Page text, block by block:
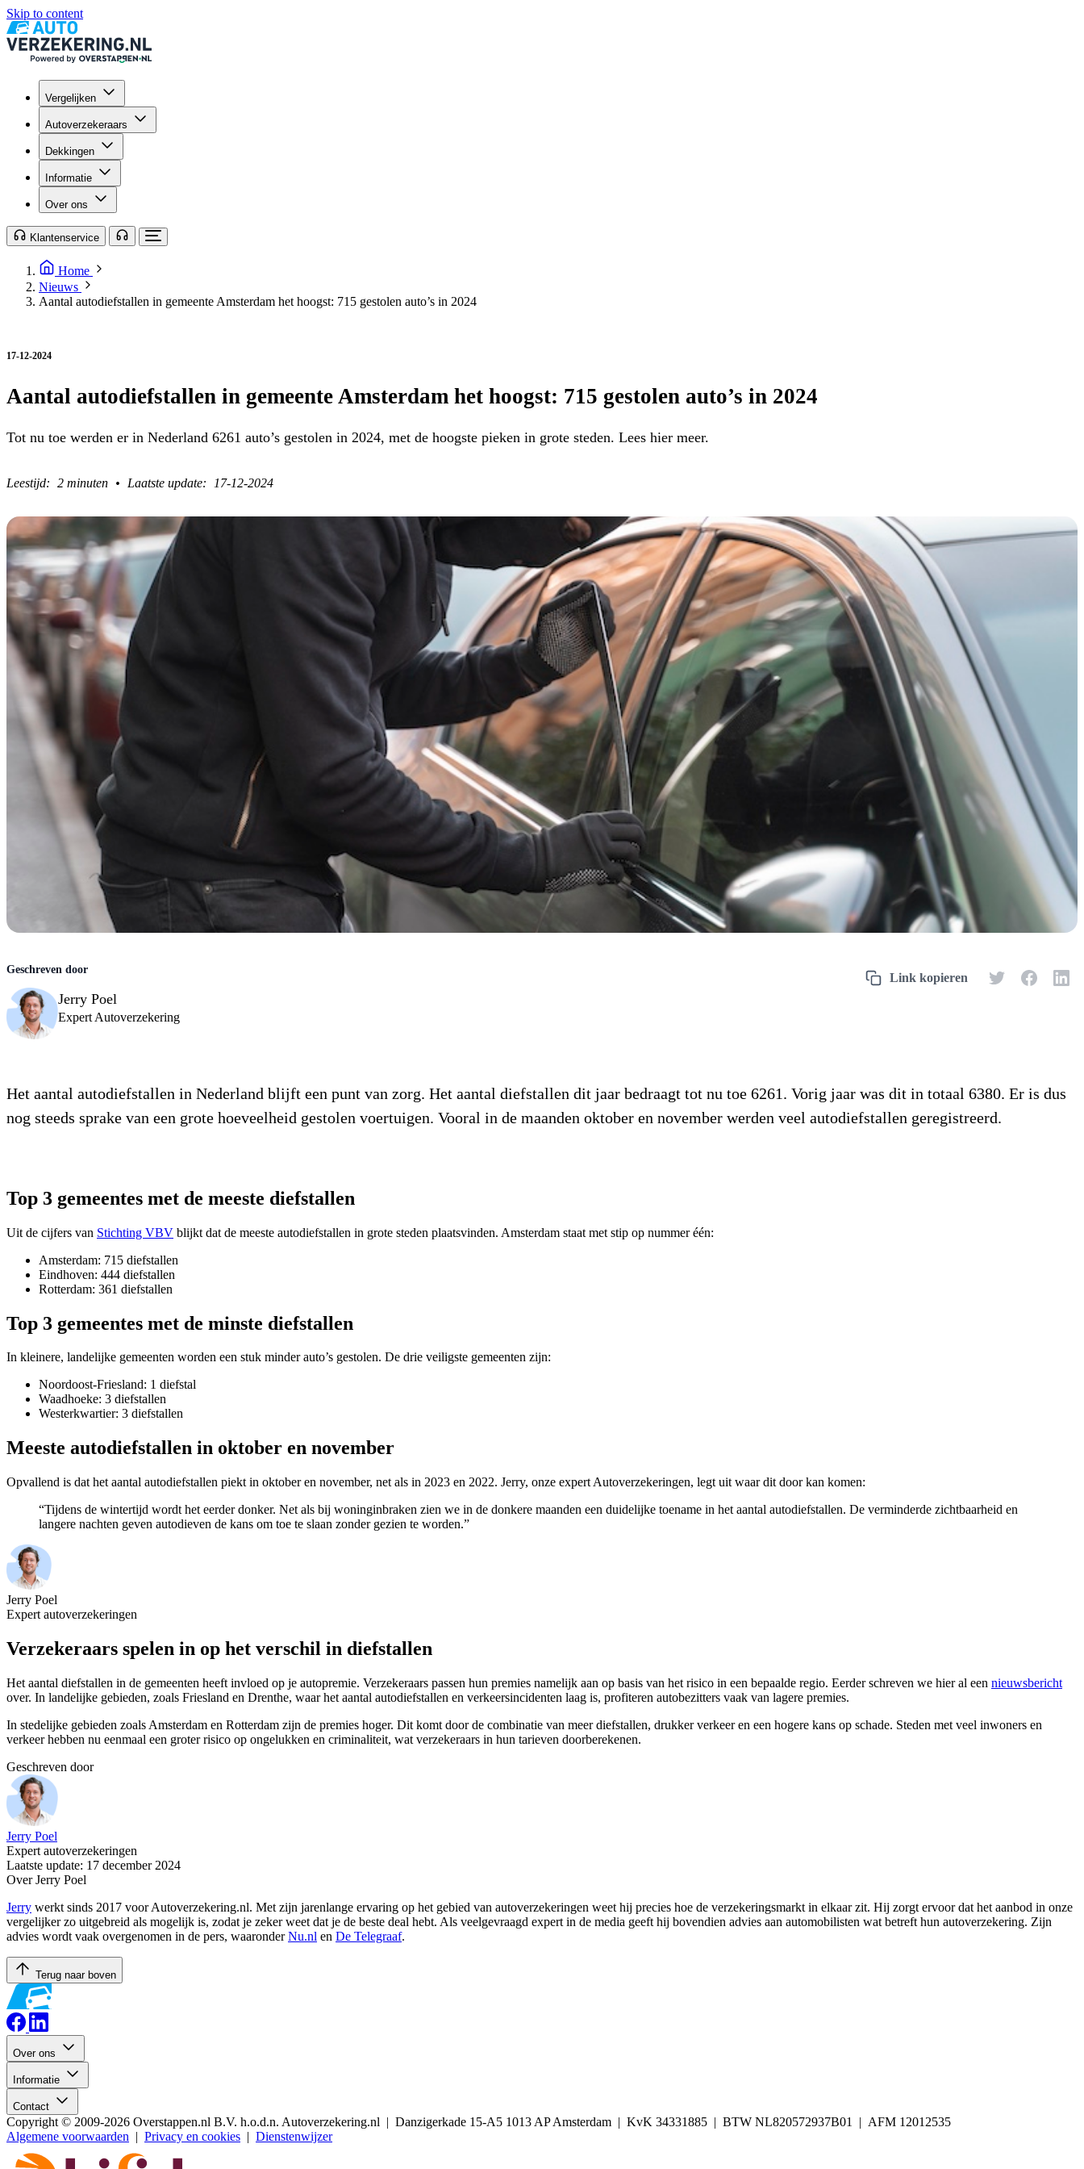
Skip to content
Vergelijken
Autoverzekeraars
Dekkingen
Informatie
Over ons
Klantenservice
Home
Nieuws
Aantal autodiefstallen in gemeente Amsterdam het hoogst: 715 gestolen auto’s in 2024
17-12-2024
Aantal autodiefstallen in gemeente Amsterdam het hoogst: 715 gestolen auto’s in 2024
Tot nu toe werden er in Nederland 6261 auto’s gestolen in 2024, met de hoogste pieken in grote steden. Lees hier meer.
2 minuten 17-12-2024
Jerry Poel
Expert Autoverzekering
Het aantal autodiefstallen in Nederland blijft een punt van zorg. Het aantal diefstallen dit jaar bedraagt tot nu toe 6261. Vorig jaar was dit in totaal 6380. Er is dus
nog steeds sprake van een grote hoeveelheid gestolen voertuigen. Vooral in de maanden oktober en november werden veel autodiefstallen geregistreerd.
Top 3 gemeentes met de meeste diefstallen
Uit de cijfers van Stichting VBV blijkt dat de meeste autodiefstallen in grote steden plaatsvinden. Amsterdam staat met stip op nummer één:
Amsterdam: 715 diefstallen
Eindhoven: 444 diefstallen
Rotterdam: 361 diefstallen
Top 3 gemeentes met de minste diefstallen
In kleinere, landelijke gemeenten worden een stuk minder auto’s gestolen. De drie veiligste gemeenten zijn:
Noordoost-Friesland: 1 diefstal
Waadhoeke: 3 diefstallen
Westerkwartier: 3 diefstallen
Meeste autodiefstallen in oktober en november
Opvallend is dat het aantal autodiefstallen piekt in oktober en november, net als in 2023 en 2022. Jerry, onze expert Autoverzekeringen, legt uit waar dit door kan komen:
“Tijdens de wintertijd wordt het eerder donker. Net als bij woninginbraken zien we in de donkere maanden een duidelijke toename in het aantal autodiefstallen. De verminderde zichtbaarheid en
langere nachten geven autodieven de kans om toe te slaan zonder gezien te worden.”
Jerry Poel
Expert autoverzekeringen
Verzekeraars spelen in op het verschil in diefstallen
Het aantal diefstallen in de gemeenten heeft invloed op je autopremie. Verzekeraars passen hun premies namelijk aan op basis van het risico in een bepaalde regio. Eerder schreven we hier al een nieuwsbericht
over. In landelijke gebieden, zoals Friesland en Drenthe, waar het aantal autodiefstallen en verkeersincidenten laag is, profiteren autobezitters vaak van lagere premies.
In stedelijke gebieden zoals Amsterdam en Rotterdam zijn de premies hoger. Dit komt door de combinatie van meer diefstallen, drukker verkeer en een hogere kans op schade. Steden met veel inwoners en
verkeer hebben nu eenmaal een groter risico op ongelukken en criminaliteit, wat verzekeraars in hun tarieven doorberekenen.
Geschreven door
Jerry Poel
Expert autoverzekeringen
Laatste update: 17 december 2024
Over Jerry Poel
Jerry werkt sinds 2017 voor Autoverzekering.nl. Met zijn jarenlange ervaring op het gebied van autoverzekeringen weet hij precies hoe de verzekeringsmarkt in elkaar zit. Hij zorgt ervoor dat het aanbod in onze
vergelijker zo uitgebreid als mogelijk is, zodat je zeker weet dat je de beste deal hebt. Als veelgevraagd expert in de media geeft hij bovendien advies aan automobilisten wat betreft hun autoverzekering. Zijn
advies wordt vaak overgenomen in de pers, waaronderNu.nl en De Telegraaf.
Terug naar boven
Over ons
Informatie
Contact
Copyright © 2009-2026 Overstappen.nl B.V. h.o.d.n. Autoverzekering.nl | Danzigerkade 15-A5 1013 AP Amsterdam | KvK 34331885 | BTW NL820572937B01 | AFM 12012535
Algemene voorwaarden | Privacy en cookies | Dienstenwijzer